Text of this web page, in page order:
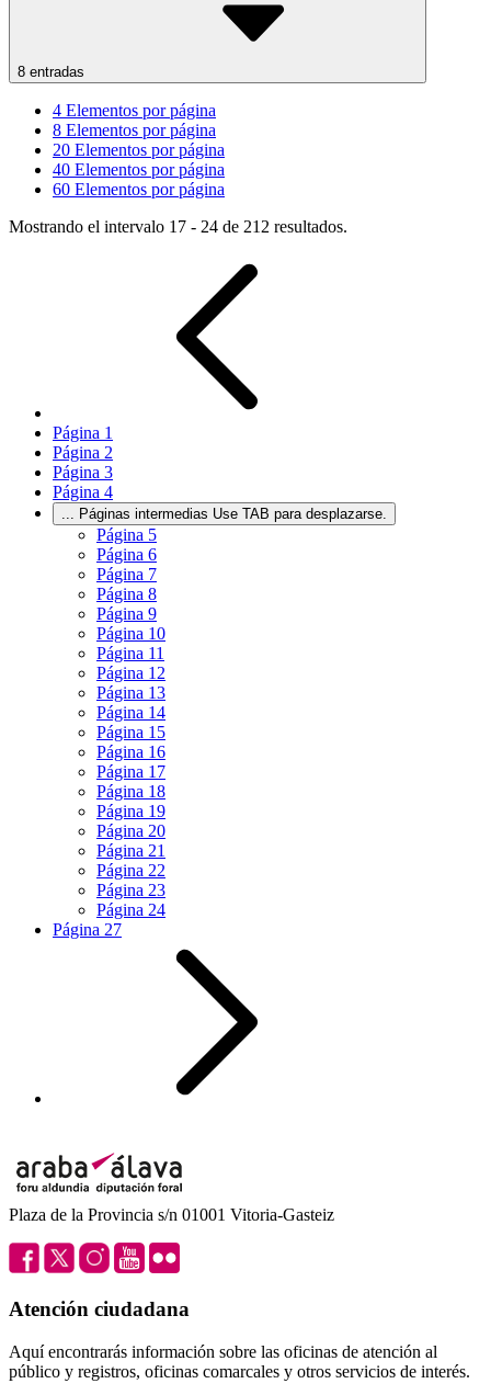
8 entradas
4 Elementos por página
8 Elementos por página
20 Elementos por página
40 Elementos por página
60 Elementos por página
Mostrando el intervalo 17 - 24 de 212 resultados.
Página 1
Página 2
Página 3
Página 4
Páginas intermedias Use TAB para desplazarse.
Página 5
Página 6
Página 7
Página 8
Página 9
Página 10
Página 11
Página 12
Página 13
Página 14
Página 15
Página 16
Página 17
Página 18
Página 19
Página 20
Página 21
Página 22
Página 23
Página 24
Página 27
Plaza de la Provincia s/n 01001 Vitoria-Gasteiz
Atención ciudadana
Aquí encontrarás información sobre las oficinas de atención al
público y registros, oficinas comarcales y otros servicios de interés.